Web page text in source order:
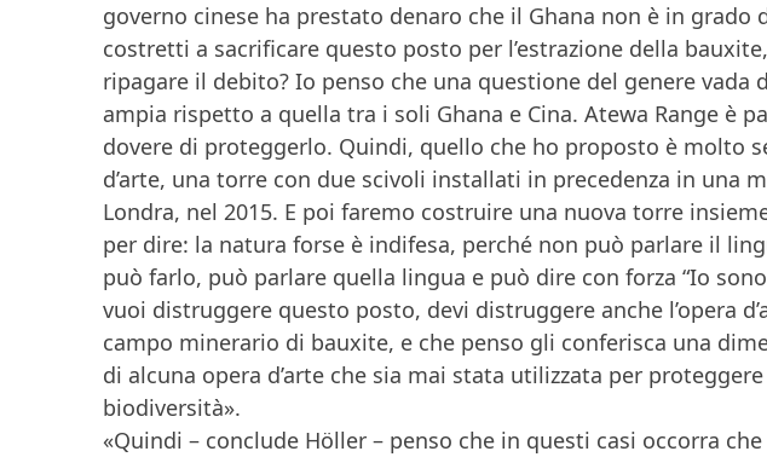
governo cinese ha prestato denaro che il Ghana non è in
costretti a sacrificare questo posto per l’estrazione della
ripagare il debito? Io penso che una questione del genere vada
ampia rispetto a quella tra i soli Ghana e Cina. Atewa Range è
dovere di proteggerlo. Quindi, quello che ho proposto è molto
d’arte, una torre con due scivoli installati in precedenza in una
Londra, nel 2015. E poi faremo costruire una nuova torre
per dire: la natura forse è indifesa, perché non può parlare il
può farlo, può parlare quella lingua e può dire con forza “Io
vuoi distruggere questo posto, devi distruggere anche l’opera
campo minerario di bauxite, e che penso gli conferisca una
di alcuna opera d’arte che sia mai stata utilizzata per
biodiversità».
«Quindi – conclude Höller – penso che in questi casi occorra